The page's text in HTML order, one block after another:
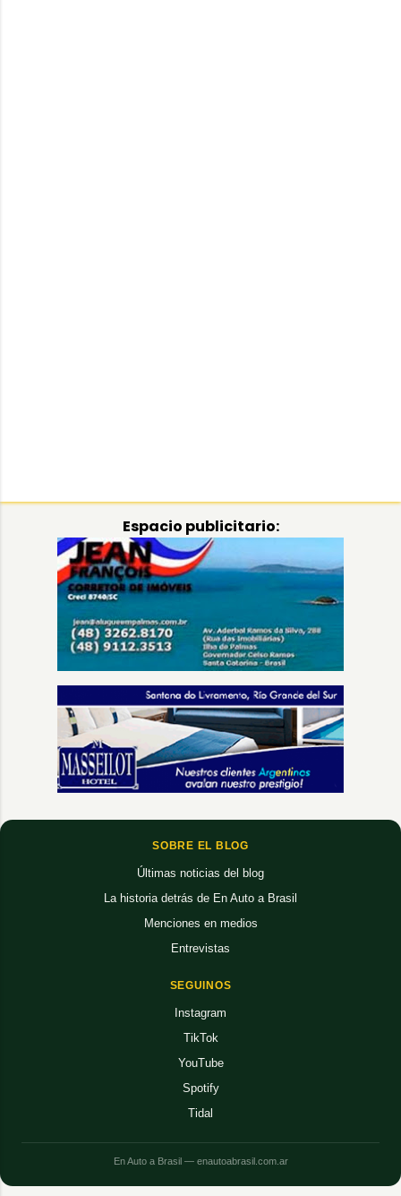
Espacio publicitario:
SOBRE EL BLOG
Últimas noticias del blog
La historia detrás de En Auto a Brasil
Menciones en medios
Entrevistas
SEGUINOS
Instagram
TikTok
YouTube
Spotify
Tidal
En Auto a Brasil — enautoabrasil.com.ar